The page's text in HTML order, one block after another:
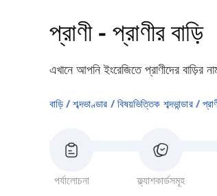
প্রাণী- প্রাণীর বাড়ি
এখানে আপনি ইংরেজিতে প্রাণীদের
বাড়ি শব্দভাণ্ডার বিষয়ভিত্তিক শব্দভান্ডার
পর্যালোচনা ফ্ল্যাশকার্ডসমূহ